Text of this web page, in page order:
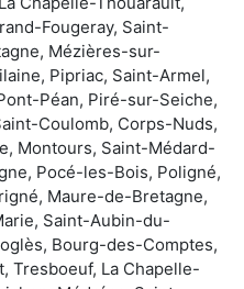
Fougeray, Saint-
Mézières-sur-
Pipriac, Saint-Armel,
Péan, Piré-sur-Seiche,
Coulomb, Corps-Nuds,
Montours, Saint-Médard-
Pocé-les-Bois, Poligné,
Maure-de-Bretagne,
Saint-Aubin-du-
Bourg-des-Comptes,
Tresboeuf, La Chapelle-